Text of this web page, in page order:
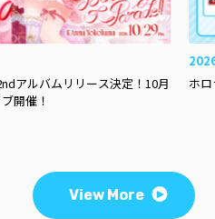
アルバムリリース決定！10月
開催！
ホ
View More